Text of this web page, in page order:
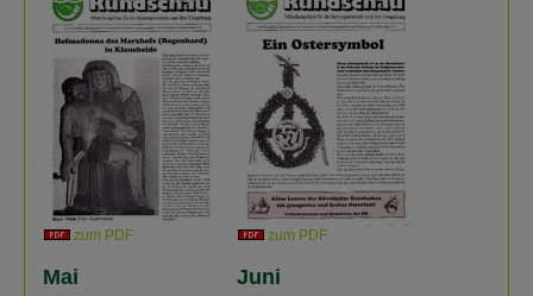
zum PDF zum PDF
Mai Juni